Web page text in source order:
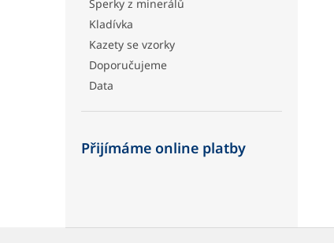
Šperky z minerálů
Kladívka
Kazety se vzorky
Doporučujeme
Data
Přijímáme online platby